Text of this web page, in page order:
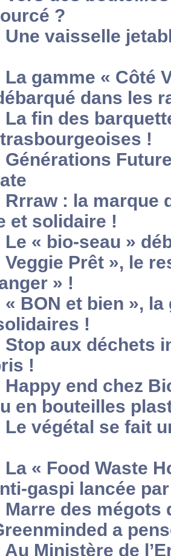
?
Une vaisselle
La gamme « Côté
dans les
La fin des
!
Générations
Rrraw : la marque
et solidaire !
Le « bio-seau »
Veggie Prêt », le
» !
« BON et bien »,
!
Stop aux déchets
!
Happy end chez
en bouteilles
Le végétal se fait
La « Food Waste
gaspi lancée
Marre des mégots
a
Au Ministère de